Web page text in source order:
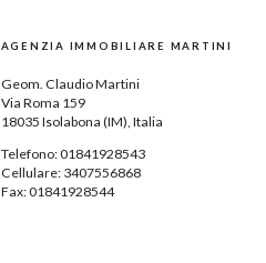
AGENZIA IMMOBILIARE MARTINI
Geom. Claudio Martini
Via Roma 159
18035 Isolabona (IM), Italia
Telefono:01841928543
Cellulare: 3407556868
Fax: 01841928544